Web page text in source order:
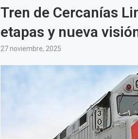
Tren de Cercanías
etapas y nueva
27 noviembre, 2025